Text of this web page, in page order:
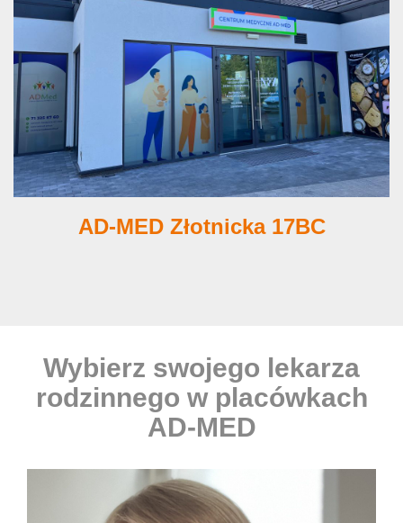
AD-MED Złotnicka 17BC
Wybierz swojego lekarza
rodzinnego w placówkach
AD-MED